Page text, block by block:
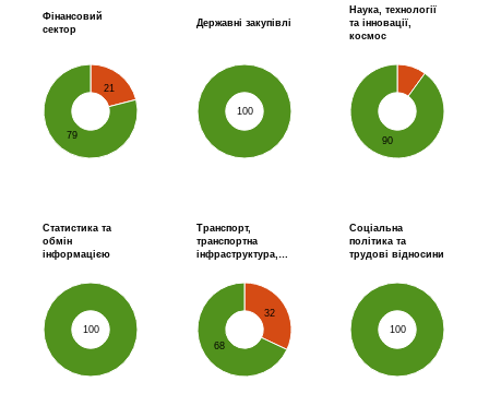
Фінансовий
сектор
21
79
Державні закупівлі
100
Наука, технології
та інновації,
космос
90
Статистика та
обмін
інформацією
100
Транспорт,
транспортна
інфраструктура,…
32
68
Соціальна
політика та
трудові відносини
100